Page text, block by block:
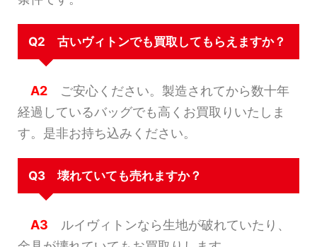
Q2 古いヴィトンでも買取してもらえますか？
A2 ご安心ください。製造されてから数十年
経過しているバッグでも高くお買取りいたしま
す。是非お持ち込みください。
Q3 壊れていても売れますか？
A3 ルイヴィトンなら生地が破れていたり、